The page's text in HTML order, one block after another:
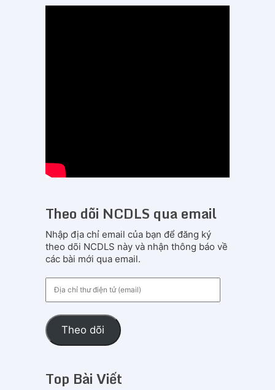
Theo dõi NCDLS qua email
Nhập địa chỉ email của bạn để đăng ký
theo dõi NCDLS này và nhận thông báo về
các bài mới qua email.
chỉ
điện
tử
(email)
Theo dõi
Top Bài Viết